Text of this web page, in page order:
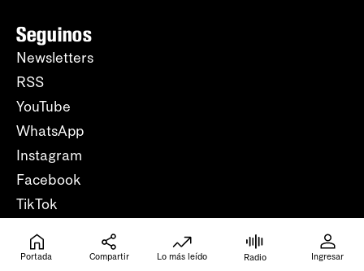
Seguinos
Newsletters
RSS
YouTube
WhatsApp
Instagram
Facebook
TikTok
Ayuda
Centro de ayuda
Portada Compartir Lo más leído Radio Ingresar